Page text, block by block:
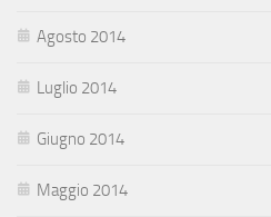
Agosto 2014
Luglio 2014
Giugno 2014
Maggio 2014